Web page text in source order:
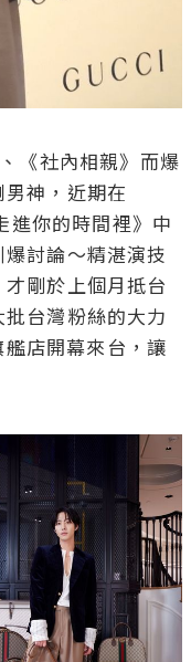
《社內相親》而爆
神，近期在
進你的時間裡》中
討論～精湛演技
剛於上個月抵台
台灣粉絲的大力
店開幕來台，讓